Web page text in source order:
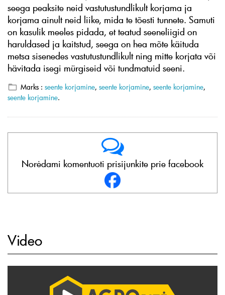
seega peaksite neid vastutustundlikult korjama ja
korjama ainult neid liike, mida te tõesti tunnete. Samuti
on kasulik meeles pidada, et teatud seeneliigid on
haruldased ja kaitstud, seega on hea mõte käituda
metsa sisenedes vastutustundlikult ning mitte korjata või
hävitada isegi mürgiseid või tundmatuid seeni.
Marks : seente korjamine, seente korjamine, seente korjamine,
seente korjamine.
Norėdami komentuoti prisijunkite prie facebook
Video